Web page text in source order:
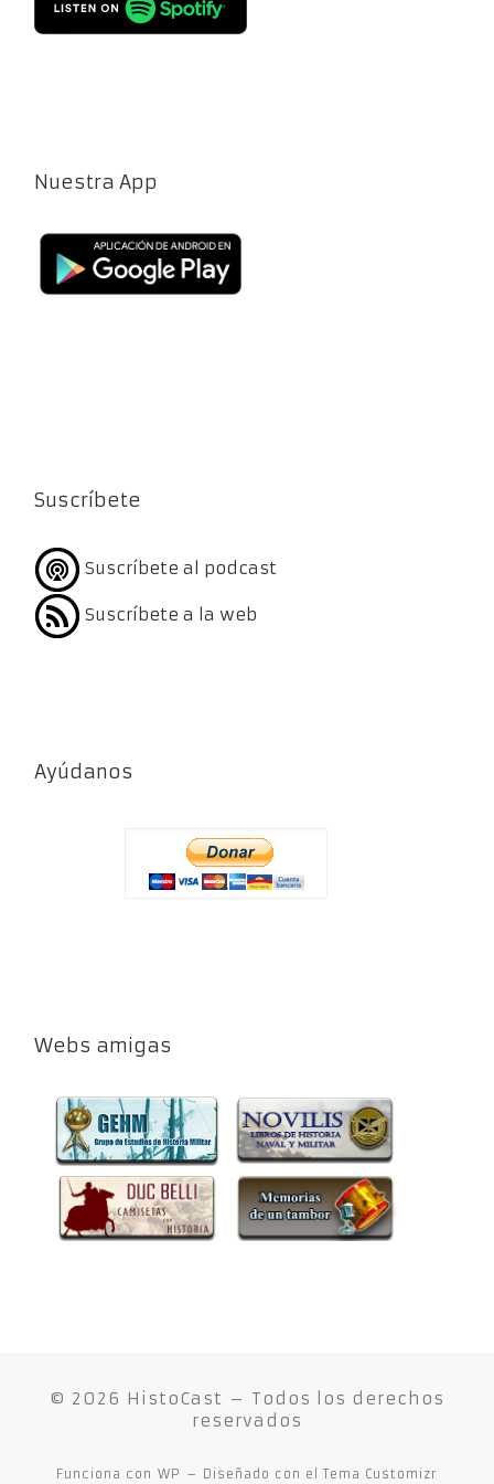
Nuestra App
Suscríbete
Suscríbete al podcast
Suscríbete a la web
Ayúdanos
Webs amigas
© 2026 HistoCast – Todos los derechos
reservados
Funciona con WP – Diseñado con el Tema Customizr